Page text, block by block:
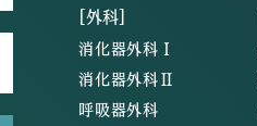
[外科]
消化器外科Ⅰ
消化器外科Ⅱ
呼吸器外科